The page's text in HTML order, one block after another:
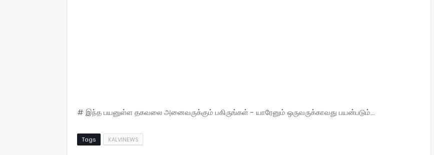
# இந்த பயனுள்ள தகவலை அனைவருக்கும் பகிருங்கள் - யாரேனும் ஒருவருக்காவது பயன்படும்...
Tags KALVINEWS